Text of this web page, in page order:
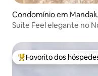
Condomínio em
Suíte Feel elegante no
Favoritos dos
Favorito dos